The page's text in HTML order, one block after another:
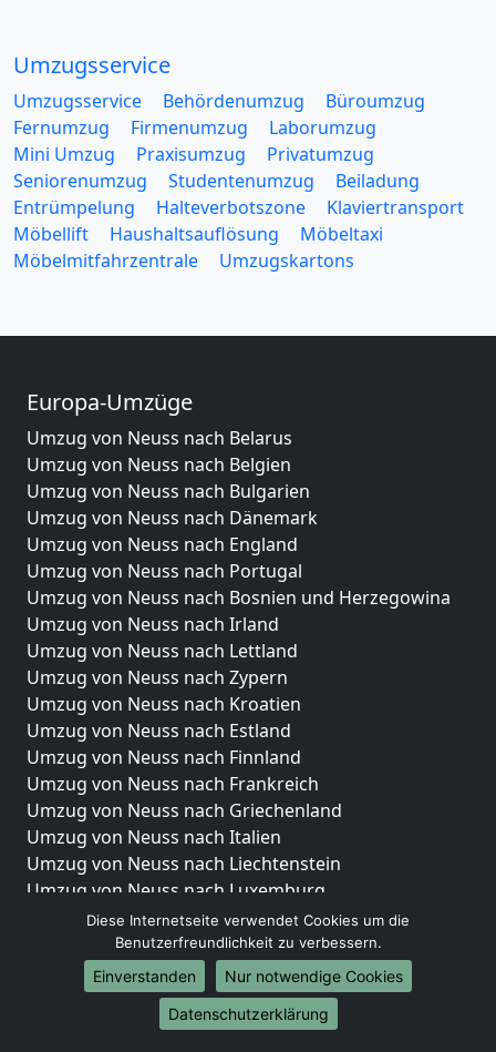
Umzugsservice
Umzugsservice Behördenumzug
Büroumzug
Fernumzug
Firmenumzug
Laborumzug
Mini Umzug
Praxisumzug
Privatumzug
Seniorenumzug
Studentenumzug
Beiladung
Entrümpelung
Halteverbotszone
Klaviertransport
Möbellift
Haushaltsauflösung
Möbeltaxi
Möbelmitfahrzentrale
Umzugskartons
Europa-Umzüge
Umzug von Neuss nach Belarus
Umzug von Neuss nach Belgien
Umzug von Neuss nach Bulgarien
Umzug von Neuss nach Dänemark
Umzug von Neuss nach England
Umzug von Neuss nach Portugal
Umzug von Neuss nach Bosnien und Herzegowina
Umzug von Neuss nach Irland
Umzug von Neuss nach Lettland
Umzug von Neuss nach Zypern
Umzug von Neuss nach Kroatien
Umzug von Neuss nach Estland
Umzug von Neuss nach Finnland
Umzug von Neuss nach Frankreich
Umzug von Neuss nach Griechenland
Umzug von Neuss nach Italien
Umzug von Neuss nach Liechtenstein
Umzug von Neuss nach Luxemburg
Umzug von Neuss nach Niederlande
Umzug von Neuss nach Norwegen
Umzüge-Deutschlandweit
Umzug von Neuss nach Berlin
Diese Internetseite verwendet Cookies um die
Benutzerfreundlichkeit zu verbessern.
Einverstanden
Nur notwendige Cookies
Datenschutzerklärung